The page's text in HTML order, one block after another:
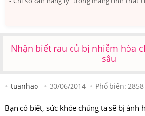
Nhận biết rau củ bị nhiễm hóa
sâu
tuanhao 30/06/2014 Phổ biến: 2858
Bạn có biết, sức khỏe chúng ta sẽ bị ảnh